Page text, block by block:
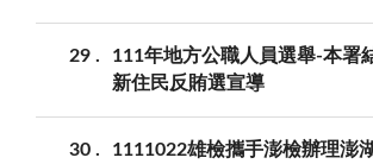
29
111年地方公職人員選舉-本署
新住民反賄選宣導
30
1111022雄檢攜手澎檢辦理澎